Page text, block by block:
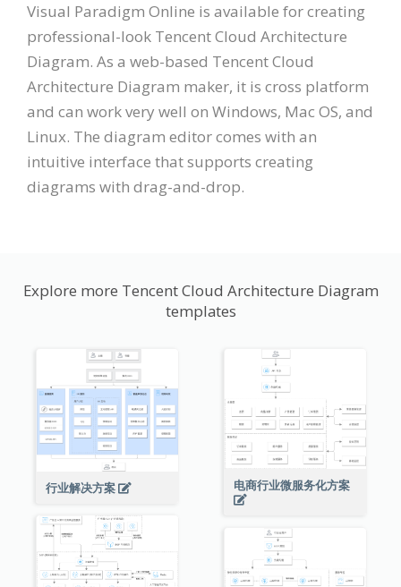
Visual Paradigm Online is available for creating
professional-look Tencent Cloud Architecture
Diagram. As a web-based Tencent Cloud
Architecture Diagram maker, it is cross platform
and can work very well on Windows, Mac OS, and
Linux. The diagram editor comes with an
intuitive interface that supports creating
diagrams with drag-and-drop.
Explore more Tencent Cloud Architecture Diagram
templates
行业解决方案 电商行业微服务化方案